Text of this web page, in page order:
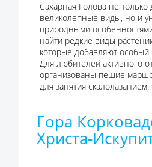
Сахарная Голова не только
великолепные виды, но и
природными
найти редкие виды
которые добавляют особый
Для любителей активного
организованы пешие
для занятия скалолазанием.
Гора
Христа-